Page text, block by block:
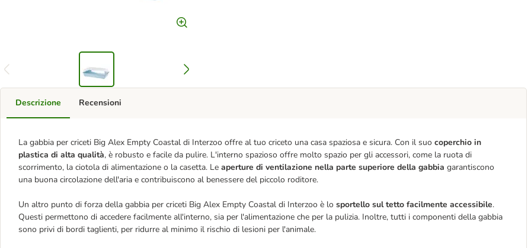
Descrizione
La gabbia per criceti Big Alex Empty Coastal di Interzoo offre al tuo criceto una casa spaziosa e sicura. Con il suo coperchio in
plastica di alta qualità, è robusto e facile da pulire. L'interno spazioso offre molto spazio per gli accessori, come la ruota di
scorrimento, la ciotola di alimentazione o la casetta. Le aperture di ventilazione nella parte superiore della gabbia garantiscono
una buona circolazione dell'aria e contribuiscono al benessere del piccolo roditore.
Un altro punto di forza della gabbia per criceti Big Alex Empty Coastal di Interzoo è lo sportello sul tetto facilmente accessibile.
Questi permettono di accedere facilmente all'interno, sia per l'alimentazione che per la pulizia. Inoltre, tutti i componenti della gabbia
sono privi di bordi taglienti, per ridurre al minimo il rischio di lesioni per l'animale.
Recensioni